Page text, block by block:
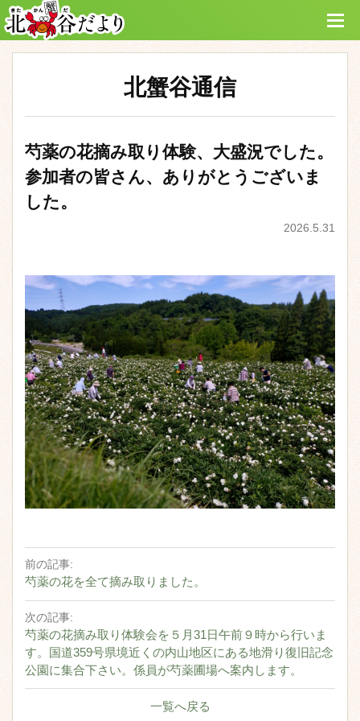
北蟹谷通信
芍薬の花摘み取り体験、大盛況でした。
参加者の皆さん、ありがとうございま
した。
2026.5.31
前の記事:
芍薬の花を全て摘み取りました。
次の記事:
芍薬の花摘み取り体験会を５月31日午前９時から行いま
す。国道359号県境近くの内山地区にある地滑り復旧記念
公園に集合下さい。係員が芍薬圃場へ案内します。
一覧へ戻る